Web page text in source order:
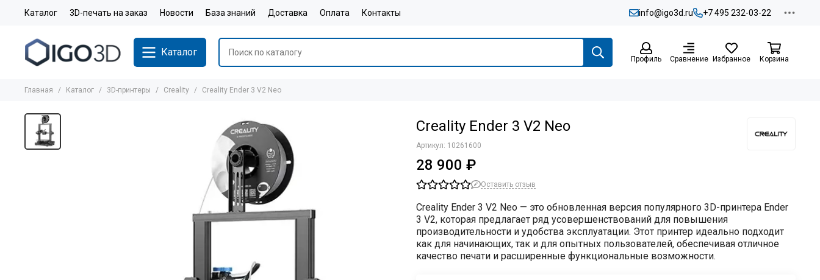
Каталог 3D-печать на заказ Новости База знаний Доставка Оплата Контакты info@igo3d.ru +7 495 232-03-22
Каталог
Профиль Сравнение Избранное Корзина
Главная Каталог 3D-принтеры Creality Creality Ender 3 V2 Neo
Creality Ender 3 V2 Neo
Артикул: 10261600
28 900 ₽
Оставить отзыв
Creality Ender 3 V2 Neo — это обновленная версия популярного 3D-принтера Ender
3 V2, которая предлагает ряд усовершенствований для повышения
производительности и удобства эксплуатации. Этот принтер идеально подходит
как для начинающих, так и для опытных пользователей, обеспечивая отличное
качество печати и расширенные функциональные возможности.